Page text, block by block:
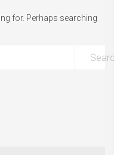
for. Perhaps searching